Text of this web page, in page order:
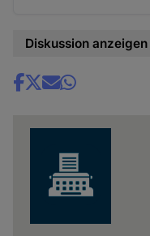
Diskussion anzeigen
Share